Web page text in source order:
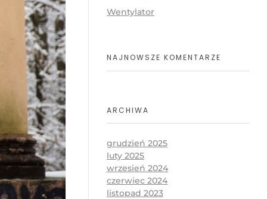
Wentylator
NAJNOWSZE KOMENTARZE
ARCHIWA
grudzień 2025
luty 2025
wrzesień 2024
czerwiec 2024
listopad 2023